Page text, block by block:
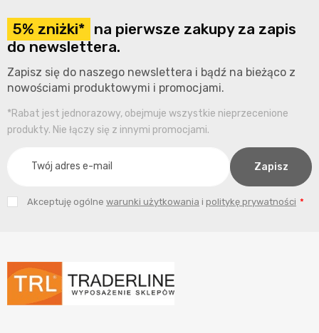
5% zniżki* na pierwsze zakupy za zapis
do newslettera.
Zapisz się do naszego newslettera i bądź na bieżąco z
nowościami produktowymi i promocjami.
*Rabat jest jednorazowy, obejmuje wszystkie nieprzecenione
produkty. Nie łączy się z innymi promocjami.
Akceptuję ogólne warunki użytkowania i politykę prywatności